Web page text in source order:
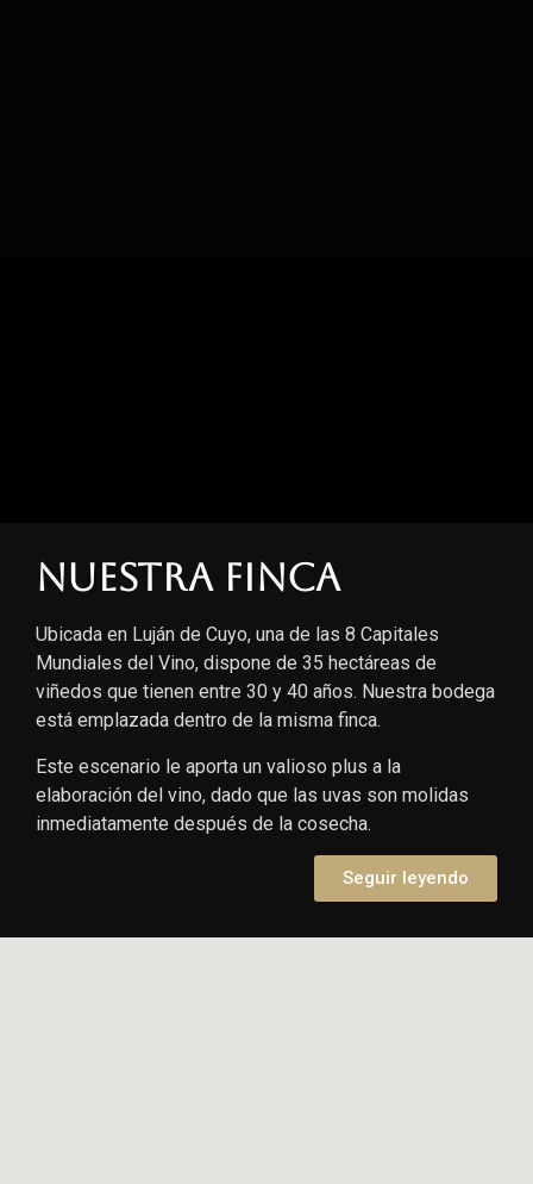
Nuestra finca
Ubicada en Luján de Cuyo, una de las 8 Capitales
Mundiales del Vino, dispone de 35 hectáreas de
viñedos que tienen entre 30 y 40 años. Nuestra bodega
está emplazada dentro de la misma finca.
Este escenario le aporta un valioso plus a la
elaboración del vino, dado que las uvas son molidas
inmediatamente después de la cosecha.
Seguir leyendo